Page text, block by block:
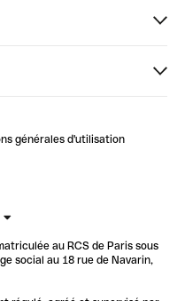
générales d'utilisation
au RCS de Paris sous
social au 18 rue de Navarin,